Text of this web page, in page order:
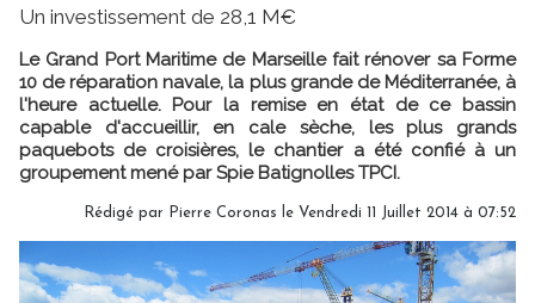
Un investissement de 28,1 M€
Le Grand Port Maritime de Marseille fait rénover sa Forme
10 de réparation navale, la plus grande de Méditerranée, à
l'heure actuelle. Pour la remise en état de ce bassin
capable d'accueillir, en cale sèche, les plus grands
paquebots de croisières, le chantier a été confié à un
groupement mené par Spie Batignolles TPCI.
Rédigé par Pierre Coronas le Vendredi 11 Juillet 2014 à 07:52